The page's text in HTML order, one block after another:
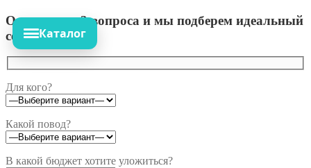
Ответьте на 3 вопроса и мы подберем идеальный
сет!
Для кого?
Какой повод?
В какой бюджет хотите уложиться?
Каталог